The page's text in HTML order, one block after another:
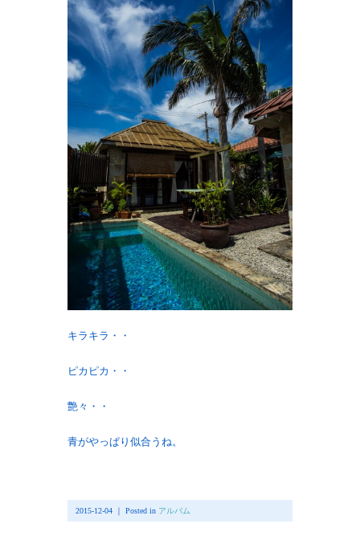
キラキラ・・
ピカピカ・・
艶々・・
青がやっぱり似合うね。
2015-12-04 ｜ Posted in アルバム